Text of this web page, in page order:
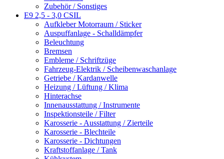
Zubehör / Sonstiges
E9 2,5 - 3,0 CSIL
Aufkleber Motorraum / Sticker
Auspuffanlage - Schalldämpfer
Beleuchtung
Bremsen
Embleme / Schriftzüge
Fahrzeug-Elektrik / Scheibenwaschanlage
Getriebe / Kardanwelle
Heizung / Lüftung / Klima
Hinterachse
Innenausstattung / Instrumente
Inspektionsteile / Filter
Karosserie - Ausstattung / Zierteile
Karosserie - Blechteile
Karosserie - Dichtungen
Kraftstoffanlage / Tank